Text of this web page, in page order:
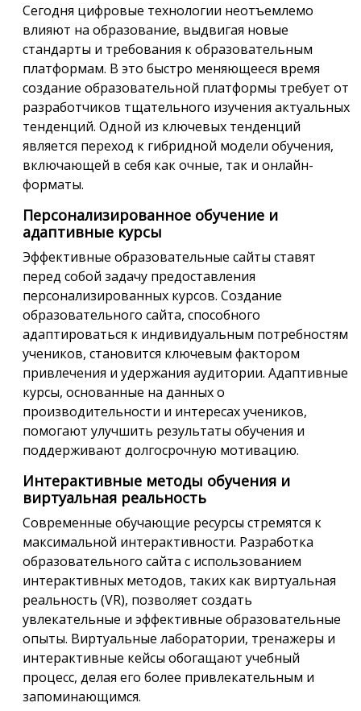
Сегодня цифровые технологии неотъемлемо
влияют на образование, выдвигая новые
стандарты и требования к образовательным
платформам. В это быстро меняющееся время
создание образовательной платформы требует от
разработчиков тщательного изучения актуальных
тенденций. Одной из ключевых тенденций
является переход к гибридной модели обучения,
включающей в себя как очные, так и онлайн-
форматы.
Персонализированное обучение и
адаптивные курсы
Эффективные образовательные сайты ставят
перед собой задачу предоставления
персонализированных курсов. Создание
образовательного сайта, способного
адаптироваться к индивидуальным потребностям
учеников, становится ключевым фактором
привлечения и удержания аудитории. Адаптивные
курсы, основанные на данных о
производительности и интересах учеников,
помогают улучшить результаты обучения и
поддерживают долгосрочную мотивацию.
Интерактивные методы обучения и
виртуальная реальность
Современные обучающие ресурсы стремятся к
максимальной интерактивности. Разработка
образовательного сайта с использованием
интерактивных методов, таких как виртуальная
реальность (VR), позволяет создать
увлекательные и эффективные образовательные
опыты. Виртуальные лаборатории, тренажеры и
интерактивные кейсы обогащают учебный
процесс, делая его более привлекательным и
запоминающимся.